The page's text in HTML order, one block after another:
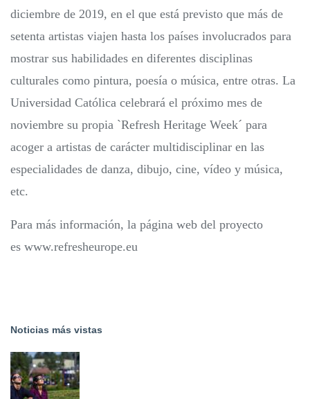
diciembre de 2019, en el que está previsto que más de
setenta artistas viajen hasta los países involucrados para
mostrar sus habilidades en diferentes disciplinas
culturales como pintura, poesía o música, entre otras. La
Universidad Católica celebrará el próximo mes de
noviembre su propia `Refresh Heritage Week´ para
acoger a artistas de carácter multidisciplinar en las
especialidades de danza, dibujo, cine, vídeo y música,
etc.
Para más información, la página web del proyecto
es www.refresheurope.eu
Noticias más vistas